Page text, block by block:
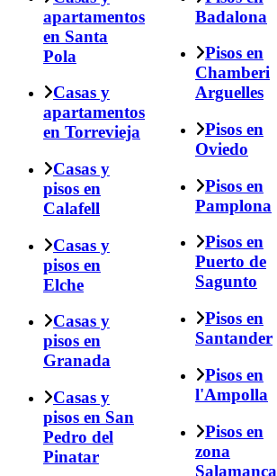
apartamentos
en Santa
Pola
Casas y
apartamentos
en Torrevieja
Casas y
pisos en
Calafell
Casas y
pisos en
Elche
Casas y
pisos en
Granada
Casas y
pisos en San
Pedro del
Pinatar
Badalona
Pisos en
Chamberi
Arguelles
Pisos en
Oviedo
Pisos en
Pamplona
Pisos en
Puerto de
Sagunto
Pisos en
Santander
Pisos en
l'Ampolla
Pisos en
zona
Salamanca